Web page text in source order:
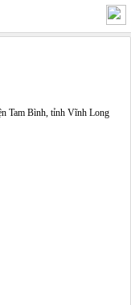
Tam Bình, tỉnh Vĩnh Long